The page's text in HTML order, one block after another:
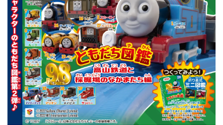
レールセット 京急電鉄 京成電鉄グループ 京阪電車
伊豆急行 国鉄 大阪メトロ 富士急行
小田急電鉄 新幹線 東京メトロ 東京都交通局
東急電鉄 東武鉄道 楽しい列車シリーズ 比叡電車
蒸気機関車 西武鉄道 近鉄